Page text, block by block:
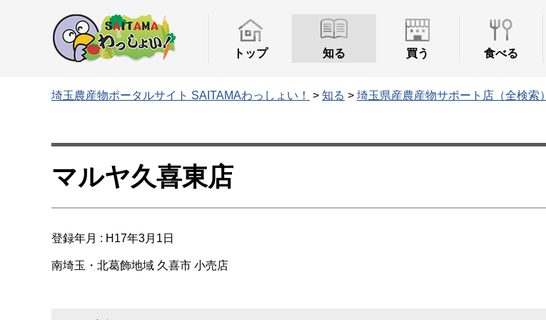
トップ 知る 買う 食べる
埼玉農産物ポータルサイト SAITAMAわっしょい！ > 知る > 埼玉県産農産物サポート店（全検索）
マルヤ久喜東店
登録年月 : H17年3月1日
南埼玉・北葛飾地域 久喜市 小売店